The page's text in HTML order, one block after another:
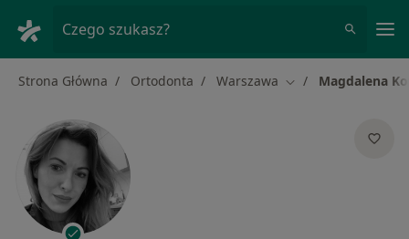
Czego szukasz?
Strona Główna Ortodonta Warszawa Zmień miasto
Magdalena